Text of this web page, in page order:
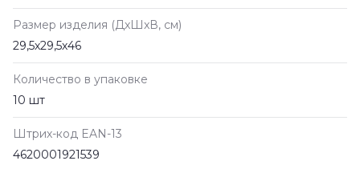
Размер изделия (ДxШxВ, см)
29,5х29,5х46
Количество в упаковке
10 шт
Штрих-код EAN-13
4620001921539